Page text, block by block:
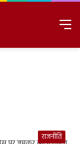
राजनीति